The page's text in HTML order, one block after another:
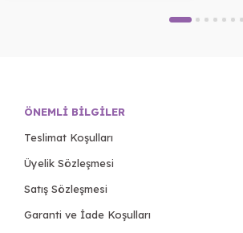
ÖNEMLI BILGILER
Teslimat Koşulları
Üyelik Sözleşmesi
Satış Sözleşmesi
Garanti ve İade Koşulları